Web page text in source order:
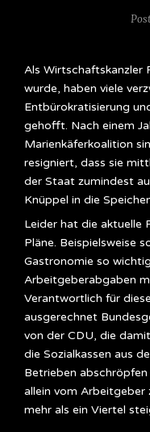
Als Wirtschaftskanzler
wurde, haben viele
Entbürokratisierung
gehofft. Nach einem
Marienkäferkoalition
resigniert, dass sie
der Staat zumindest
Knüppel in die
Leider hat die aktuelle
Pläne. Beispielsweise
Gastronomie so
Arbeitgeberabgaben
Verantwortlich für
ausgerechnet
von der CDU, die
die Sozialkassen aus
Betrieben abschröpfen
allein vom Arbeitgeber
mehr als ein Viertel